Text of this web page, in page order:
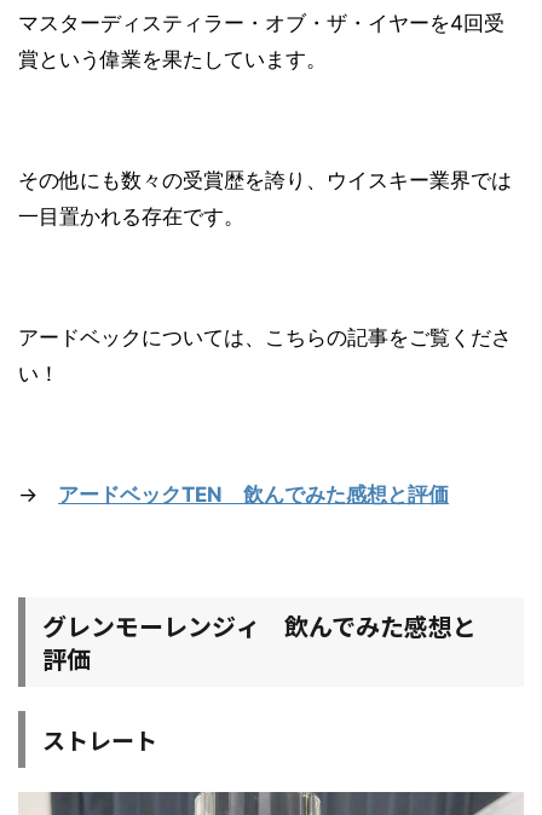
マスターディスティラー・オブ・ザ・イヤーを4回受
賞という偉業を果たしています。
その他にも数々の受賞歴を誇り、ウイスキー業界では
一目置かれる存在です。
アードベックについては、こちらの記事をご覧くださ
い！
→ アードベックTEN 飲んでみた感想と評価
グレンモーレンジィ 飲んでみた感想と
評価
ストレート